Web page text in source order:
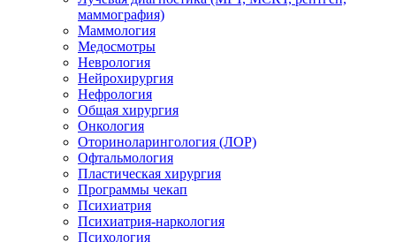
маммография)
Маммология
Медосмотры
Неврология
Нейрохирургия
Нефрология
Общая хирургия
Онкология
Оториноларингология (ЛОР)
Офтальмология
Пластическая хирургия
Программы чекап
Психиатрия
Психиатрия-наркология
Психология